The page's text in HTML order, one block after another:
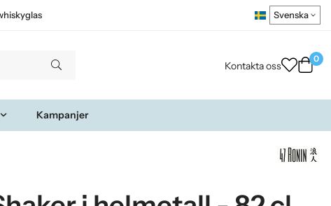
Kontakta oss
0
Kampanjer